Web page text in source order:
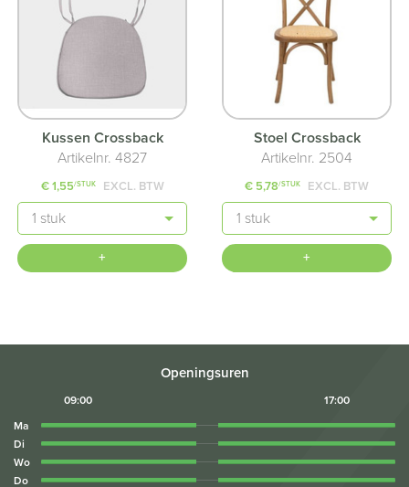
Kussen Crossback
Artikelnr. 4827
€ 1,55/STUK EXCL. BTW
Aantal
+
Stoel Crossback
Artikelnr. 2504
€ 5,78/STUK EXCL. BTW
Aantal
+
Openingsuren
09:00
17:00
Ma
Di
Wo
Do